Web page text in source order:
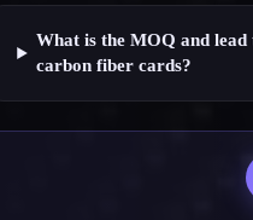
What is the MOQ and
carbon fiber cards?